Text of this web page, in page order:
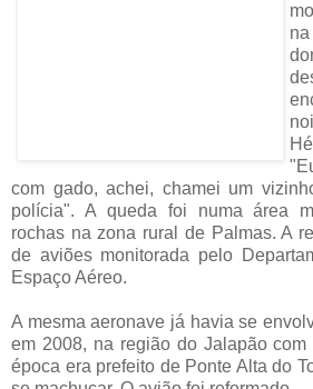
com gado, achei, chamei um
polícia". A queda foi numa área
rochas na zona rural de Palmas. A
de aviões monitorada pelo
Espaço Aéreo.
A mesma aeronave já havia se
em 2008, na região do Jalapão
época era prefeito de Ponte Alta do